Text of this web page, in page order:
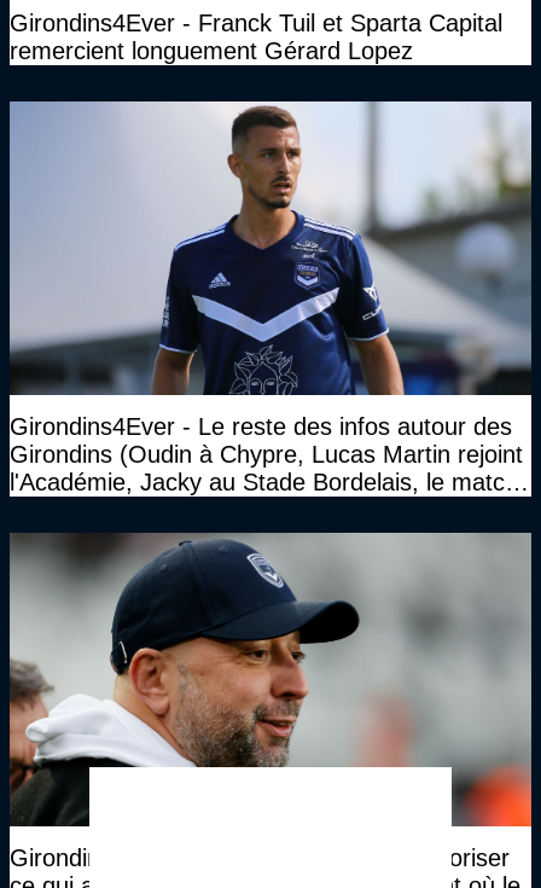
Girondins4Ever - Franck Tuil et Sparta Capital
remercient longuement Gérard Lopez
Girondins4Ever - Le reste des infos autour des
Girondins (Oudin à Chypre, Lucas Martin rejoint
l'Académie, Jacky au Stade Bordelais, le match
Girondins4Ever - Walid Acherchour : "Valoriser